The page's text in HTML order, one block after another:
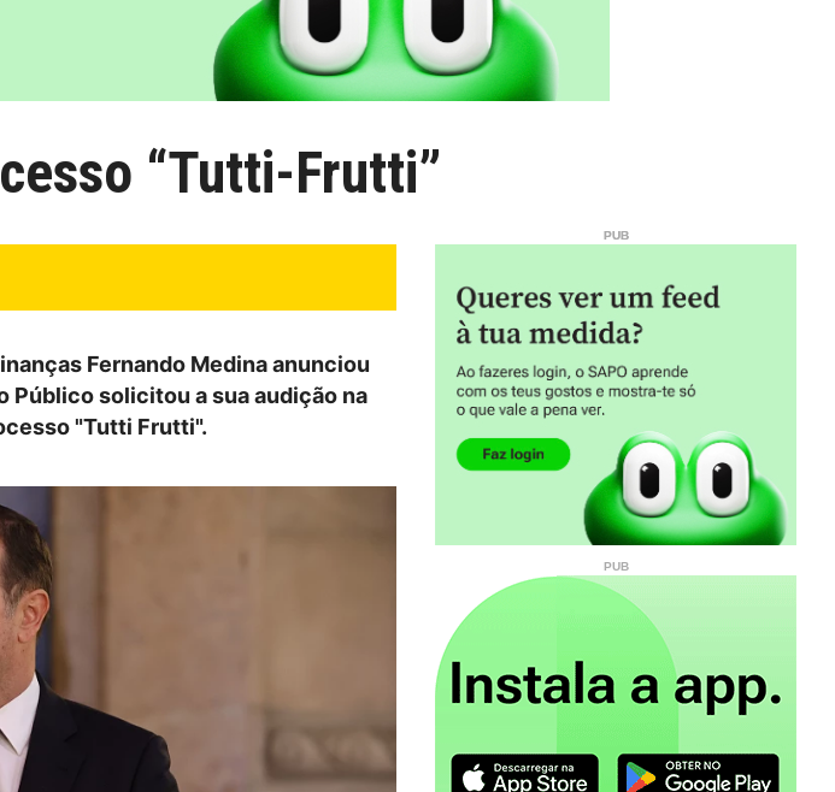
“Tutti-Frutti”
Fernando Medina anunciou
Público solicitou a sua audição na
"Tutti Frutti".